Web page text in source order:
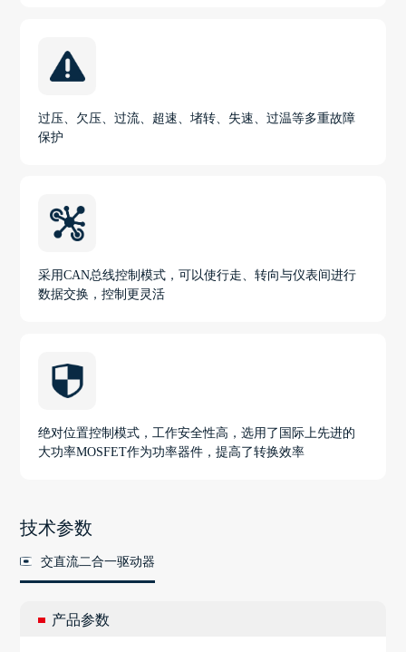
过压、欠压、过流、超速、堵转、失速、过温等多重故障
保护
采用CAN总线控制模式，可以使行走、转向与仪表间进行
数据交换，控制更灵活
绝对位置控制模式，工作安全性高，选用了国际上先进的
大功率MOSFET作为功率器件，提高了转换效率
技术参数
交直流二合一驱动器
产品参数